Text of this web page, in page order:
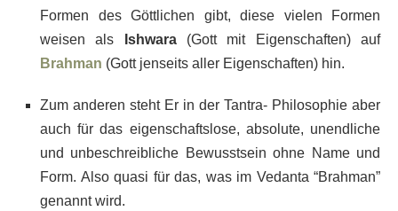
Formen des Göttlichen gibt, diese vielen Formen
weisen als Ishwara(Gott mit Eigenschaften) auf
Brahman (Gott jenseits aller Eigenschaften) hin.
Zum anderen steht Er in der Tantra- Philosophie aber
auch für das eigenschaftslose, absolute, unendliche
und unbeschreibliche Bewusstsein ohne Name und
Form. Also quasi für das, was im Vedanta “Brahman”
genannt wird.